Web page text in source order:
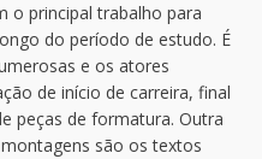
o principal trabalho para
do período de estudo. É
e os atores
de início de carreira, final
peças de formatura. Outra
são os textos